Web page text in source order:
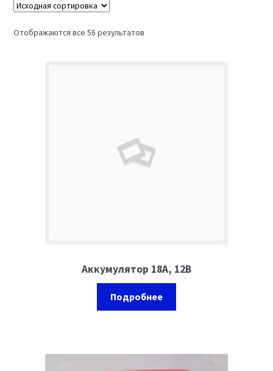
Ремонт оборудования и инструмента
Отображаются все 56 результатов
Аккумулятор 18А, 12В
Подробнее